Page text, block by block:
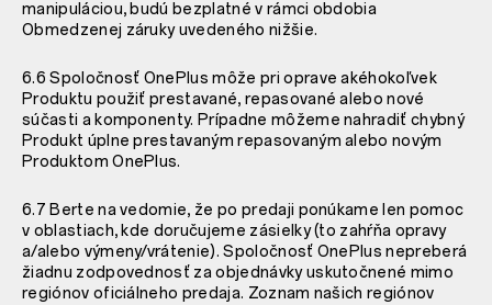
manipuláciou, budú bezplatné v rámci obdobia
Obmedzenej záruky uvedeného nižšie.
6.6 Spoločnosť OnePlus môže pri oprave akéhokoľvek
Produktu použiť prestavané, repasované alebo nové
súčasti a komponenty. Prípadne môžeme nahradiť chybný
Produkt úplne prestavaným repasovaným alebo novým
Produktom OnePlus.
6.7 Berte na vedomie, že po predaji ponúkame len pomoc
v oblastiach, kde doručujeme zásielky (to zahŕňa opravy
a/alebo výmeny/vrátenie). Spoločnosť OnePlus nepreberá
žiadnu zodpovednosť za objednávky uskutočnené mimo
regiónov oficiálneho predaja. Zoznam našich regiónov